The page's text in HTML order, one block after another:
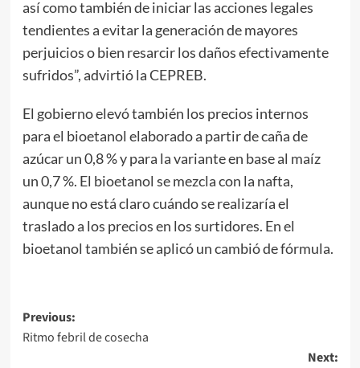
así como también de iniciar las acciones legales
tendientes a evitar la generación de mayores
perjuicios o bien resarcir los daños efectivamente
sufridos”, advirtió la CEPREB.
El gobierno elevó también los precios internos
para el bioetanol elaborado a partir de caña de
azúcar un 0,8 % y para la variante en base al maíz
un 0,7 %. El bioetanol se mezcla con la nafta,
aunque no está claro cuándo se realizaría el
traslado a los precios en los surtidores. En el
bioetanol también se aplicó un cambió de fórmula.
Post
navigation
Previous:
Ritmo febril de cosecha
Next: